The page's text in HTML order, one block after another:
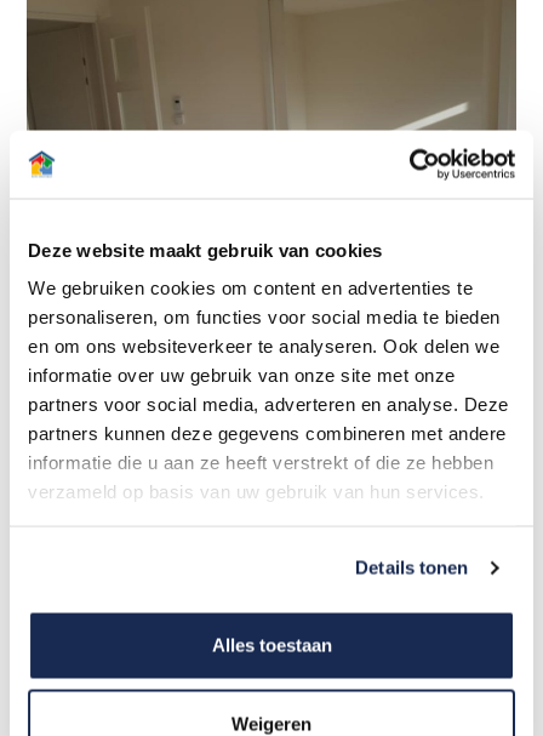
Deze website maakt gebruik van cookies
We gebruiken cookies om content en advertenties te
personaliseren, om functies voor social media te bieden
en om ons websiteverkeer te analyseren. Ook delen we
informatie over uw gebruik van onze site met onze
partners voor social media, adverteren en analyse. Deze
partners kunnen deze gegevens combineren met andere
informatie die u aan ze heeft verstrekt of die ze hebben
verzameld op basis van uw gebruik van hun services.
Details tonen
Alles toestaan
Weigeren